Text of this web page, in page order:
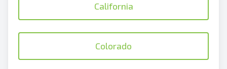
California
Colorado